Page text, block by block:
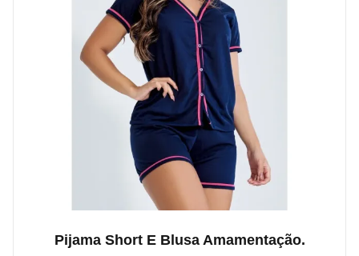
Pijama Short E Blusa Amamentação.